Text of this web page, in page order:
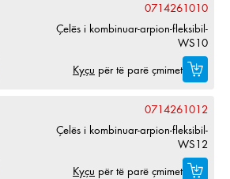
0714261010
Çelës i kombinuar-arpion-fleksibil-
WS10
Kyçu për të parë çmimet
0714261012
Çelës i kombinuar-arpion-fleksibil-
WS12
Kyçu për të parë çmimet